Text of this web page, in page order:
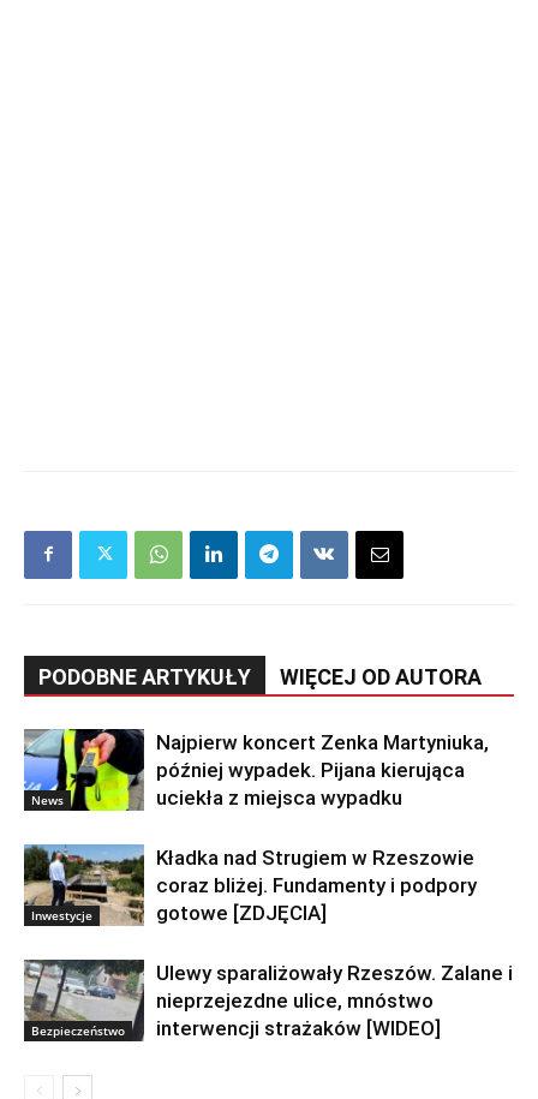
PODOBNE ARTYKUŁY WIĘCEJ OD AUTORA
News
Najpierw koncert Zenka Martyniuka,
później wypadek. Pijana kierująca
uciekła z miejsca wypadku
Inwestycje
Kładka nad Strugiem w Rzeszowie
coraz bliżej. Fundamenty i podpory
gotowe [ZDJĘCIA]
Bezpieczeństwo
Ulewy sparaliżowały Rzeszów. Zalane i
nieprzejezdne ulice, mnóstwo
interwencji strażaków [WIDEO]